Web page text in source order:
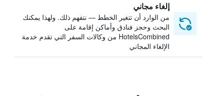
إلغاء مجاني
من الوارد أن تتغير الخطط — نتفهم ذلك. ولهذا يمكنك
البحث وحجز فنادق وأماكن إقامة على
HotelsCombined من وكالات السفر التي تقدم خدمة
الإلغاء المجاني